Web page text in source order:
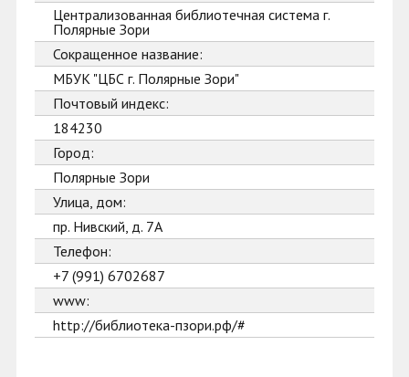
Централизованная библиотечная система г.
Полярные Зори
Сокращенное название:
МБУК "ЦБС г. Полярные Зори"
Почтовый индекс:
184230
Город:
Полярные Зори
Улица, дом:
пр. Нивский, д. 7А
Телефон:
+7 (991) 6702687
www:
http://библиотека-пзори.рф/#